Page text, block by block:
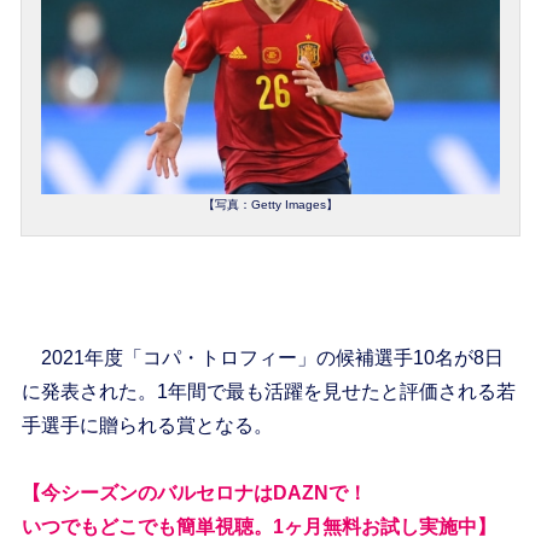
【写真：Getty Images】
2021年度「コパ・トロフィー」の候補選手10名が8日
に発表された。1年間で最も活躍を見せたと評価される若
手選手に贈られる賞となる。
【今シーズンのバルセロナはDAZNで！
いつでもどこでも簡単視聴。1ヶ月無料お試し実施中】